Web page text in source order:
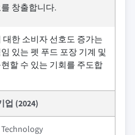
창출합니다.
한 소비자 선호도 증가는
있는 펫 푸드 포장 기계 및
할 수 있는 기회를 주도합
업 (2024)